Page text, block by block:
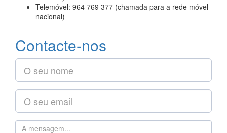
Telemóvel: 964 769 377 (chamada para a rede móvel
nacional)
Contacte-nos
Nome
Email
Comment